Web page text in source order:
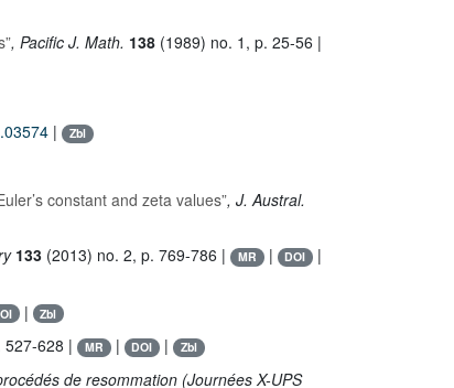
, Pacific J. Math. 138 (1989) no. 1, p. 25-56 |
| Zbl
constant and zeta values”, J. Austral.
133 (2013) no. 2, p. 769-786 | MR | DOI |
| Zbl
527-628 | MR | DOI | Zbl
de resommation (Journées X-UPS